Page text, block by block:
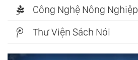
Công Nghệ Nông Nghiệp
Thư Viện Sách Nói